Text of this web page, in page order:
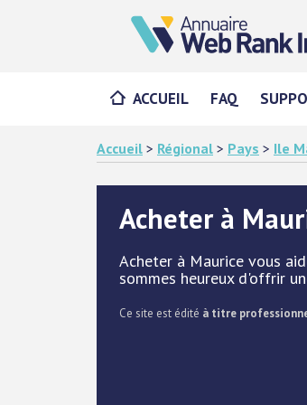
ACCUEIL FAQ
Accueil > Régional > Pays > Ile
Acheter à
Acheter à Maurice vous
sommes heureux d'offrir
Ce site est édité à titre